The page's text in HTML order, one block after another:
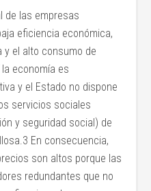
de las empresas
eficiencia económica,
el alto consumo de
economía es
y el Estado no dispone
servicios sociales
y seguridad social) de
En consecuencia,
son altos porque las
redundantes que no